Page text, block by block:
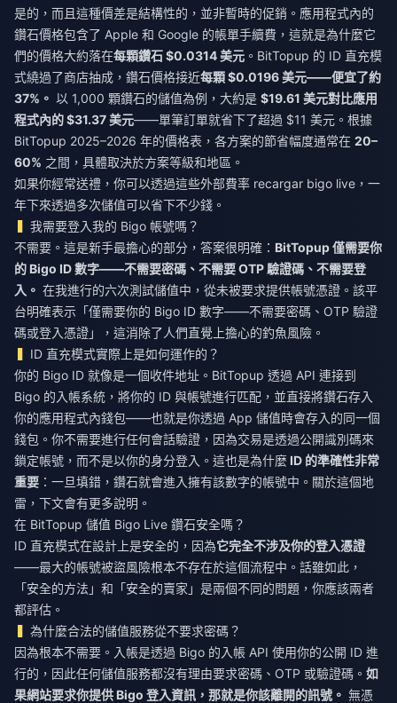
是的，而且這種價差是結構性的，並非暫時的促銷。應用程式內的
鑽石價格包含了 Apple 和 Google 的帳單手續費，這就是為什麼它
們的價格大約落在每顆鑽石 $0.0314 美元 。BitTopup 的 ID 直充模
式繞過了商店抽成，鑽石價格接近每顆 $0.0196 美元——便宜了約
37%。 以 1,000 顆鑽石的儲值為例，大約是 $19.61 美元對比應用
程式內的 $31.37 美元——單筆訂單就省下了超過 $11 美元。根據
BitTopup 2025–2026 年的價格表，各方案的節省幅度通常在 20–
60% 之間，具體取決於方案等級和地區。
如果你經常送禮，你可以透過這些外部費率 recargar bigo live ，一
年下來透過多次儲值可以省下不少錢。
我需要登入我的 Bigo 帳號嗎？
不需要。這是新手最擔心的部分，答案很明確： BitTopup 僅需要你
的 Bigo ID 數字——不需要密碼、不需要 OTP 驗證碼、不需要登
入。 在我進行的六次測試儲值中，從未被要求提供帳號憑證。該平
台明確表示「僅需要你的 Bigo ID 數字——不需要密碼、OTP 驗證
碼或登入憑證」，這消除了人們直覺上擔心的釣魚風險。
ID 直充模式實際上是如何運作的？
你的 Bigo ID 就像是一個收件地址。BitTopup 透過 API 連接到
Bigo 的入帳系統，將你的 ID 與帳號進行匹配，並直接將鑽石存入
你的應用程式內錢包——也就是你透過 App 儲值時會存入的同一個
錢包。你不需要進行任何會話驗證，因為交易是透過公開識別碼來
鎖定帳號，而不是以你的身分登入。這也是為什麼 ID 的準確性非常
重要 ：一旦填錯，鑽石就會進入擁有該數字的帳號中。關於這個地
雷，下文會有更多說明。
在 BitTopup 儲值 Bigo Live 鑽石安全嗎？
ID 直充模式在設計上是安全的，因為它完全不涉及你的登入憑證
——最大的帳號被盜風險根本不存在於這個流程中。話雖如此，
「安全的方法」和「安全的賣家」是兩個不同的問題，你應該兩者
都評估。
為什麼合法的儲值服務從不要求密碼？
因為根本不需要。入帳是透過 Bigo 的入帳 API 使用你的公開 ID 進
行的，因此任何儲值服務都沒有理由要求密碼、OTP 或驗證碼。 如
果網站要求你提供 Bigo 登入資訊，那就是你該離開的訊號。 無憑